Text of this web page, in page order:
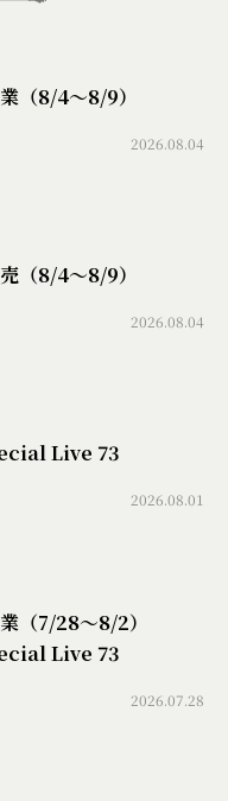
（8/4〜8/9）
2026.08.04
（8/4〜8/9）
2026.08.04
Live 73
2026.08.01
（7/28〜8/2）
Live 73
2026.07.28